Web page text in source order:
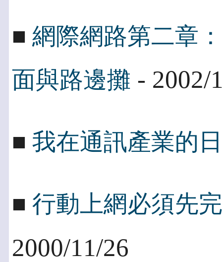
■ 網際網路第二章
面與路邊攤 - 2002/
■ 我在通訊產業的
■ 行動上網必須先
2000/11/26